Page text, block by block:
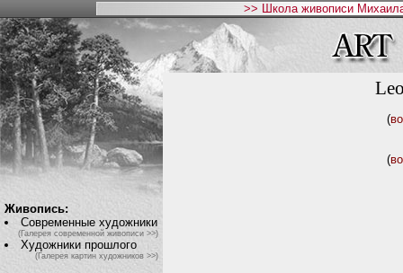
>> Школа живописи
Живопись:
Современные художники
(Галерея современной живописи >>)
Художники прошлого
(Галерея картин художников >>)
(
(